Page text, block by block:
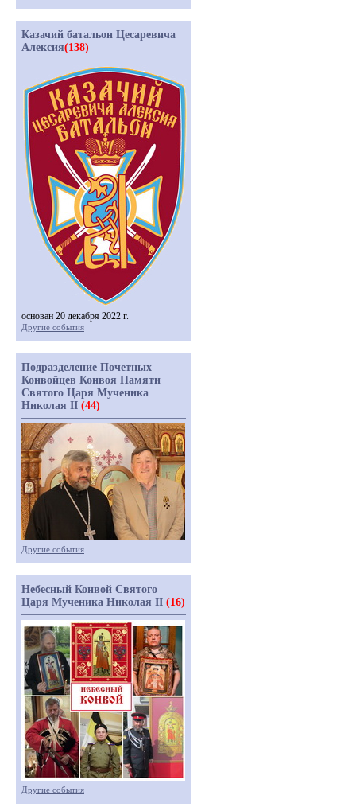
Казачий батальон Цесаревича
Алексия(138)
основан 20 декабря 2022 г.
Другие события
Подразделение Почетных
Конвойцев Конвоя Памяти
Святого Царя Мученика
Николая II (44)
Другие события
Небесный Конвой Святого
Царя Мученика Николая II (16)
Другие события